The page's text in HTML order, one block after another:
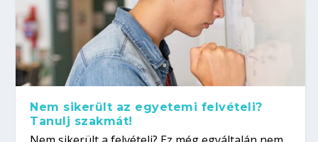
Nem sikerült az egyetemi felvételi?
Tanulj szakmát!